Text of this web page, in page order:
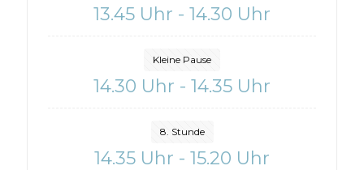
13.45 Uhr - 14.30 Uhr
Kleine Pause
14.30 Uhr - 14.35 Uhr
8. Stunde
14.35 Uhr - 15.20 Uhr